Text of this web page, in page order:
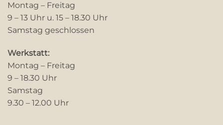
Montag – Freitag
9 – 13 Uhr u. 15 – 18.30 Uhr
Samstag geschlossen
Werkstatt:
Montag – Freitag
9 – 18.30 Uhr
Samstag
9.30 – 12.00 Uhr